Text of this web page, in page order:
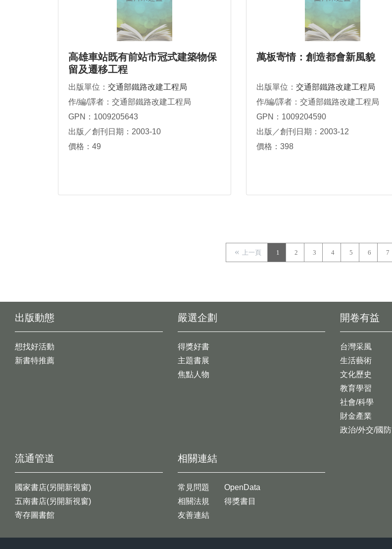
高雄車站既有前站市冠式建築物保
留及遷移工程
出版單位： 交通部鐵路改建工程局
作/編/譯者：交通部鐵路改建工程局
GPN：1009205643
出版／創刊日期：2003-10
價格：49
萬板寄情：創造都會新風貌
出版單位： 交通部鐵路改建工程局
作/編/譯者：交通部鐵路改建工程局
GPN：1009204590
出版／創刊日期：2003-12
價格：398
上一頁 1 2 3 4 5 6 7
出版動態
想找好活動
新書特推薦
開卷有益
台灣采風
生活藝術
文化歷史
教育學習
社會/科學
財金產業
政治/外交/國防
嚴選企劃
得獎好書
主題書展
焦點人物
流通管道
國家書店(另開新視窗)
五南書店(另開新視窗)
寄存圖書館
相關連結
常見問題
相關法規
友善連結
OpenData
得獎書目